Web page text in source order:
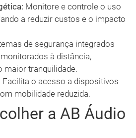
Monitore e controle o uso
a reduzir custos e o impacto
de segurança integrados
à distância,
maior tranquilidade.
Facilita o acesso a dispositivos
mobilidade reduzida.
a AB Áudio